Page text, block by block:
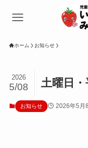
ホーム お知らせ
土曜日
2026
5/08
お知らせ 2026年5月